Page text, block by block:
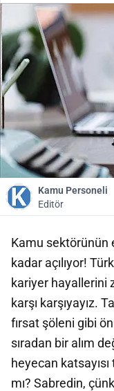
Kamu Personeli
Editör
Kamu sektörünün
kadar açılıyor!
kariyer hayallerini
karşı karşıyayız.
fırsat şöleni gibi
sıradan bir alım
heyecan
mı? Sabredin,